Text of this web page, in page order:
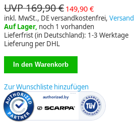
UVP 169,90 € 149,90 €
inkl. MwSt., DE versandkostenfrei, Versand
Auf Lager, noch 1 vorhanden
Lieferfrist (in Deutschland): 1-3 Werktage
Lieferung per DHL
Zur Wunschliste hinzufügen